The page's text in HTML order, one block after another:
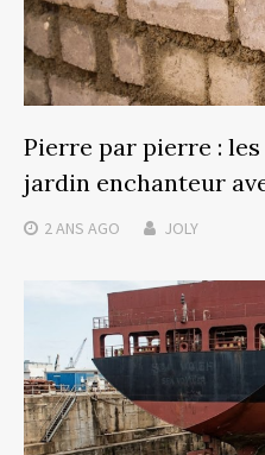
Pierre par pierre :
jardin enchanteur
2 ANS AGO JOLY